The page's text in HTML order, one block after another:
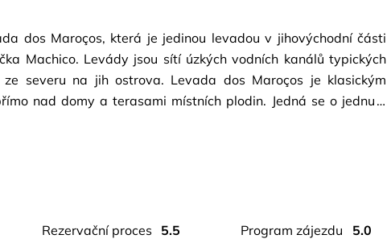
dos Maroços, která je jedinou levadou v jihovýchodní části
Machico. Levády jsou sítí úzkých vodních kanálů typických
severu na jih ostrova. Levada dos Maroços je klasickým
nad domy a terasami místních plodin. Jedná se o jednu z
vegetaci a tradiční architekturu Madeiry.
rezervační proces 5.5 program zájezdu
5.0